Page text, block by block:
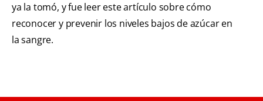
ya la tomó, y fue leer este artículo sobre cómo
reconocer y prevenir los niveles bajos de azúcar en
la sangre.